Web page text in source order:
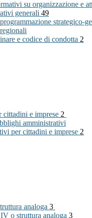
su organizzazione e
generali 49
strategico-
e codice di condotta 2
e imprese 2
amministrativi
per cittadini e imprese 2
analoga 3
o struttura analoga 3